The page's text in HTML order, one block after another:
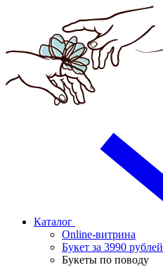
Каталог
Online-витрина
Букет за 3990 рублей
Букеты по поводу